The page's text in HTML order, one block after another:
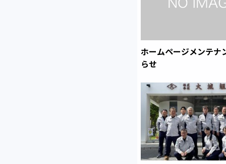
ホームページメンテナ
らせ